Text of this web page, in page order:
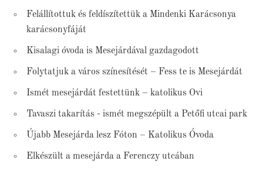
Felállítottuk és feldíszítettük a Mindenki Karácsonya
karácsonyfáját
Kisalagi óvoda is Mesejárdával gazdagodott
Folytatjuk a város színesítését – Fess te is Mesejárdát
Ismét mesejárdát festettünk – katolikus Ovi
Tavaszi takarítás - ismét megszépült a Petőfi utcai park
Újabb Mesejárda lesz Fóton – Katolikus Óvoda
Elkészült a mesejárda a Ferenczy utcában